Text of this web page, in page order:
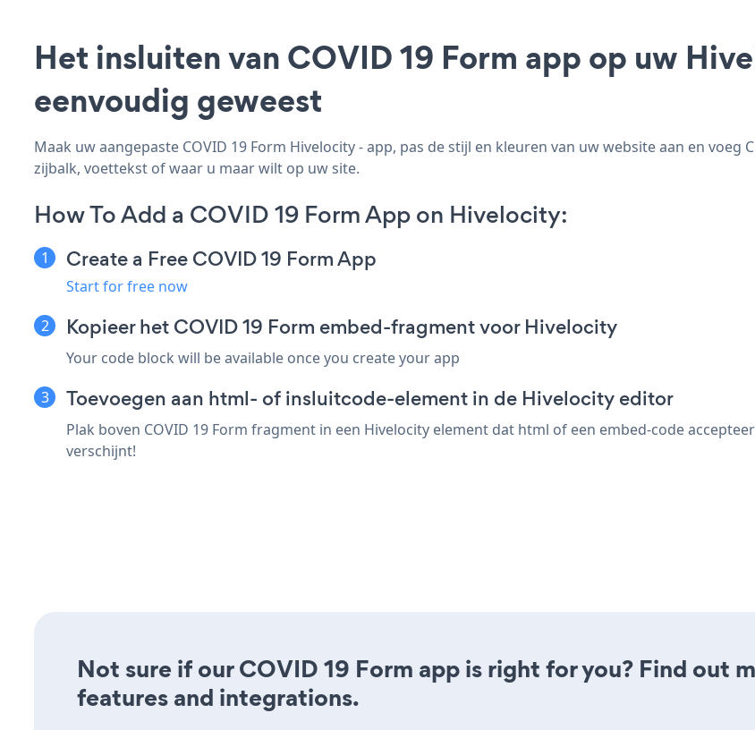
Het insluiten van COVID 19 Form app op uw
eenvoudig geweest
Maak uw aangepaste COVID 19 Form Hivelocity - app, pas de stijl en kleuren van uw website aan en voeg
zijbalk, voettekst of waar u maar wilt op uw site.
How To Add a COVID 19 Form App on Hivelocity:
Create a Free COVID 19 Form App
Start for free now
Kopieer het COVID 19 Form embed-fragment voor Hivelocity
Your code block will be available once you create your app
Toevoegen aan html- of insluitcode-element in de Hivelocity editor
Plak boven COVID 19 Form fragment in een Hivelocity element dat html of een embed-code
verschijnt!
Not sure if our COVID 19 Form app is right for you? Find out
features and integrations.